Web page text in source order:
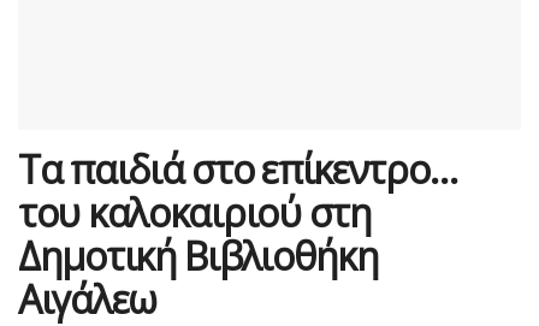
Τα παιδιά στο επίκεντρο…
του καλοκαιριού στη
Δημοτική Βιβλιοθήκη
Αιγάλεω